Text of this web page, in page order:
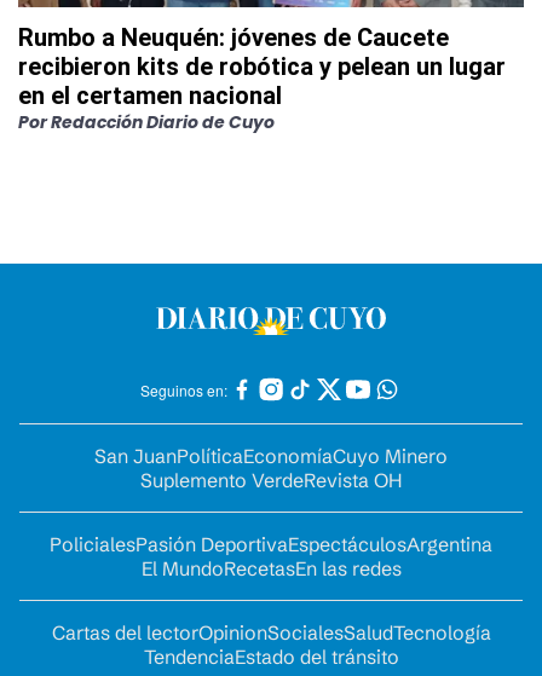
Rumbo a Neuquén: jóvenes de Caucete
recibieron kits de robótica y pelean un lugar
en el certamen nacional
PorRedacción Diario de Cuyo
Seguinos en:
San JuanPolíticaEconomíaCuyo Minero
Suplemento VerdeRevista OH
PolicialesPasión DeportivaEspectáculosArgentina
El MundoRecetasEn las redes
Cartas del lectorOpinionSocialesSaludTecnología
TendenciaEstado del tránsito